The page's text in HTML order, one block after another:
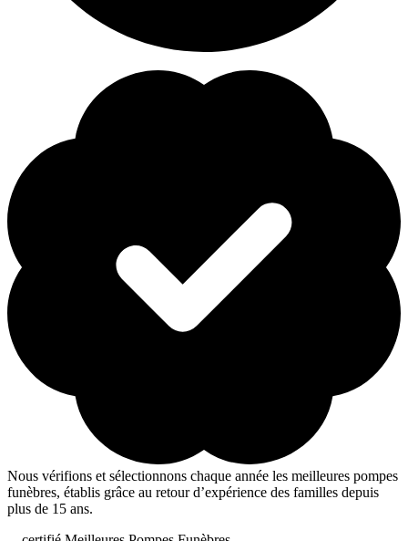
Nous vérifions et sélectionnons chaque année les meilleures pompes
funèbres, établis grâce au retour d’expérience des familles depuis
plus de 15 ans.